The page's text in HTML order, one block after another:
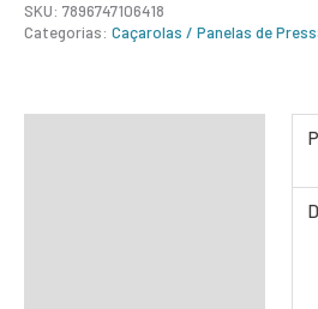
SKU: 7896747106418
Categorias: Caçarolas / Panelas de